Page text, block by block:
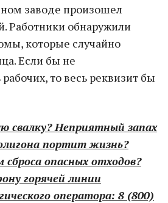
заводе произошел
Работники обнаружили
которые случайно
Если бы не
то весь реквизит бы
свалку? Неприятный запах
портит жизнь?
опасных отходов?
горячей линии
оператора: 8 (800)